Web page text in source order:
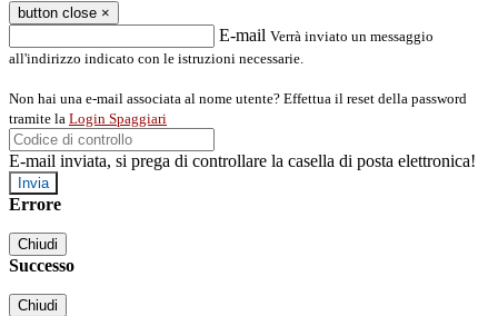
button close ×
E-mail Verrà inviato un messaggio
all'indirizzo indicato con le istruzioni necessarie.
Non hai una e-mail associata al nome utente? Effettua il reset della password
tramite la Login Spaggiari
E-mail inviata, si prega di controllare la casella di posta elettronica!
Errore
Chiudi
Successo
Chiudi